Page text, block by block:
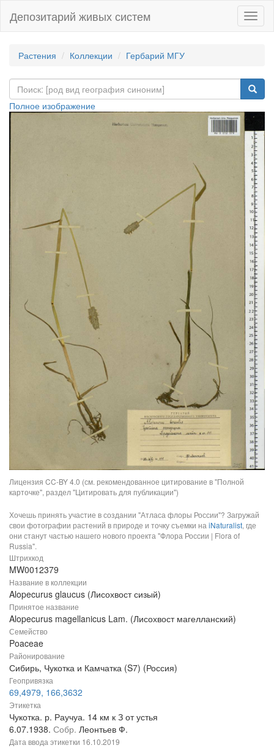
Депозитарий живых систем
Растения Коллекции Гербарий МГУ
Полное изображение
Лицензия CC-BY 4.0 (см. рекомендованное цитирование в "Полной
карточке", раздел "Цитировать для публикации")
Хочешь принять участие в создании "Атласа флоры России"? Загружай
свои фотографии растений в природе и точку съемки на iNaturalist, где
они станут частью нашего нового проекта "Флора России | Flora of
Russia".
Штрихкод
MW0012379
Название в коллекции
Alopecurus glaucus (Лисохвост сизый)
Принятое название
Alopecurus magellanicus Lam. (Лисохвост магелланский)
Семейство
Poaceae
Районирование
Сибирь, Чукотка и Камчатка (S7) (Россия)
Геопривязка
69,4979, 166,3632
Этикетка
Чукотка. р. Раучуа. 14 км к З от устья
6.07.1938. Собр. Леонтьев Ф.
Дата ввода этикетки 16.10.2019